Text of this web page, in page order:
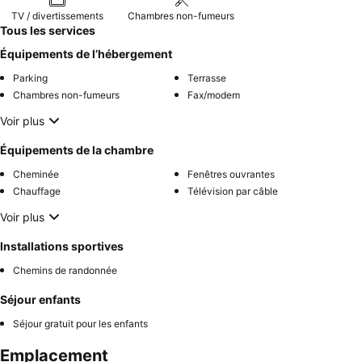
TV / divertissements Chambres non-fumeurs
Tous les services
Équipements de l’hébergement
Parking
Terrasse
Chambres non-fumeurs
Fax/modem
Voir plus
Équipements de la chambre
Cheminée
Fenêtres ouvrantes
Chauffage
Télévision par câble
Voir plus
Installations sportives
Chemins de randonnée
Séjour enfants
Séjour gratuit pour les enfants
Emplacement